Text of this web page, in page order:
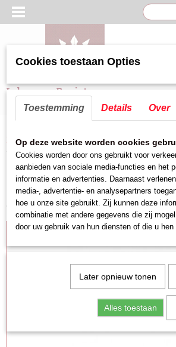
Inloggen Registreren
Home>Tafel benodigdheden (Emga)>Diner
Sorteer op:
Cookies toestaan Opties
Toestemming Details Over
Op deze website worden cookies
Cookies worden door ons gebruikt voor
aanbieden van sociale media-functies en het
informatie en advertenties. Daarnaast
media-, advertentie- en analysepartners
hoe u onze site gebruikt. Zij kunnen deze
combinatie met andere gegevens die zij
door uw gebruik van hun diensten of die u
Later opnieuw tonen
Alles toestaan